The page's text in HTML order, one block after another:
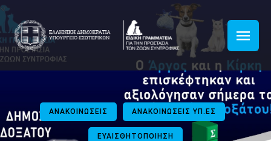
ΑΝΑΚΟΙΝΩΣΕΙΣ ΑΝΑΚΟΙΝΩΣΕΙΣ ΥΠ.ΕΣ
ΕΥΑΙΣΘΗΤΟΠΟΙΗΣΗ